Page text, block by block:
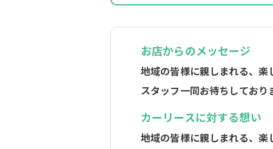
お店からのメッセージ
地域の皆様に親しまれる、楽
スタッフ一同お待ちしており
カーリースに対する想い
地域の皆様に親しまれる、楽